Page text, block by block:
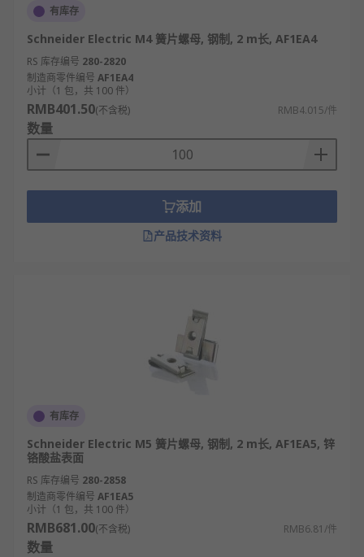
有库存
Schneider Electric M4 簧片螺母, 钢制, 2 m长, AF1EA4
RS 库存编号 280-2820
制造商零件编号 AF1EA4
小计（1 包，共 100 件）
RMB401.50(不含税) RMB4.015/件
数量
添加
产品技术资料
有库存
Schneider Electric M5 簧片螺母, 钢制, 2 m长, AF1EA5, 锌
铬酸盐表面
RS 库存编号 280-2858
制造商零件编号 AF1EA5
小计（1 包，共 100 件）
RMB681.00(不含税) RMB6.81/件
数量